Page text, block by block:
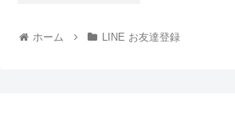
ホーム LINE お友達登録